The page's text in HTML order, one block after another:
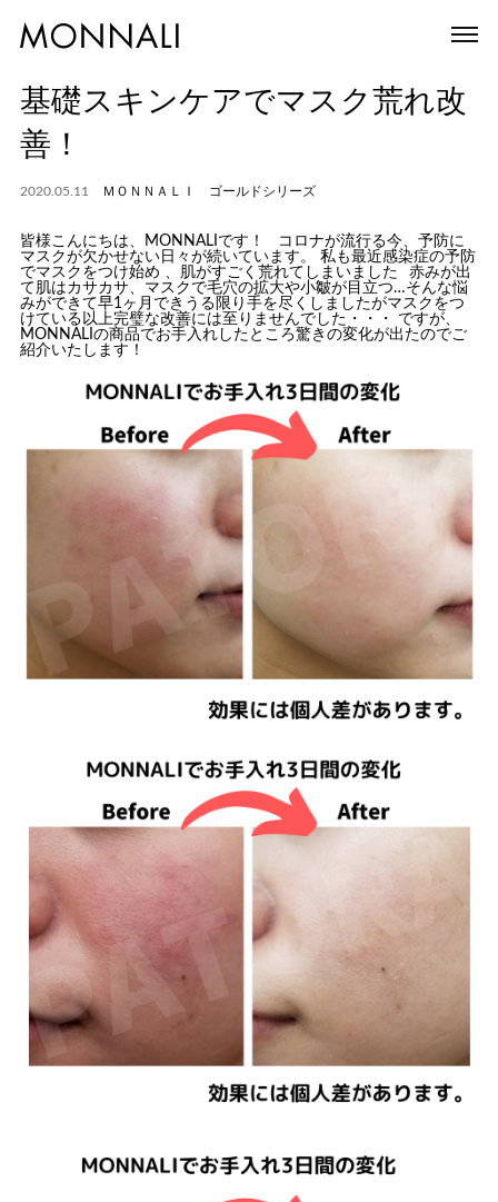
基礎スキンケアでマスク荒れ改
善！
2020.05.11 ＭＯＮＮＡＬＩ ゴールドシリーズ
皆様こんにちは、MONNALIです！ コロナが流行る今、予防に
マスクが欠かせない日々が続いています。 私も最近感染症の予防
でマスクをつけ始め 、肌がすごく荒れてしまいました
赤みが出
て肌はカサカサ、マスクで毛穴の拡大や小皺が目立つ…そんな悩
みができて早1ヶ月できうる限り手を尽くしましたがマスクをつ
けている以上完璧な改善には至りませんでした ・・・
ですが、
MONNALIの商品でお手入れしたところ驚きの変化が出たのでご
紹介いたします！